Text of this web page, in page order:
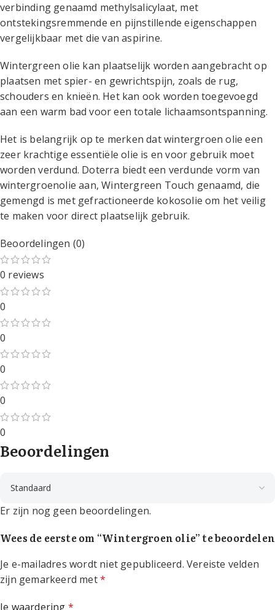
verbinding genaamd methylsalicylaat, met
ontstekingsremmende en pijnstillende eigenschappen
vergelijkbaar met die van aspirine.
Wintergreen olie kan plaatselijk worden aangebracht op
plaatsen met spier- en gewrichtspijn, zoals de rug,
schouders en knieën. Het kan ook worden toegevoegd
aan een warm bad voor een totale lichaamsontspanning.
Het is belangrijk op te merken dat wintergroen olie een
zeer krachtige essentiële olie is en voor gebruik moet
worden verdund. Doterra biedt een verdunde vorm van
wintergroenolie aan, Wintergreen Touch genaamd, die
gemengd is met gefractioneerde kokosolie om het veilig
te maken voor direct plaatselijk gebruik.
Beoordelingen (0)
0 reviews
0
0
0
0
0
Beoordelingen
Er zijn nog geen beoordelingen.
Wees de eerste om “Wintergroen olie” te beoordelen
Je e-mailadres wordt niet gepubliceerd. Vereiste velden
zijn gemarkeerd met*
Je waardering *